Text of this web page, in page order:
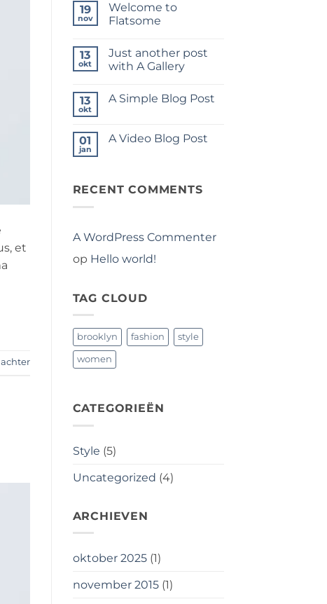
et
19
nov
Welcome to
Flatsome
op
Welcome
to
13
okt
Just another post
with A Gallery
op
with
A
13
okt
A Simple Blog Post
A
01
jan
A Video Blog Post
Video
RECENT COMMENTS
A WordPress Commenter
op Hello world!
TAG CLOUD
brooklyn fashion style
women
CATEGORIEËN
Style (5)
Uncategorized (4)
ARCHIEVEN
oktober 2025(1)
november 2015(1)